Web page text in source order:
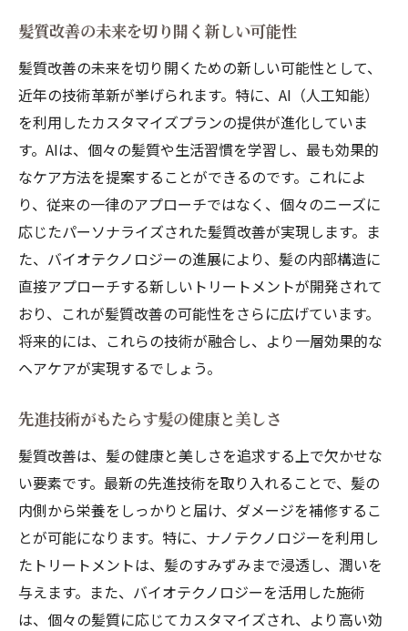
髪質改善の未来を切り開く新しい可能性
髪質改善の未来を切り開くための新しい可能性として、
近年の技術革新が挙げられます。特に、AI（人工知能）
を利用したカスタマイズプランの提供が進化していま
す。AIは、個々の髪質や生活習慣を学習し、最も効果的
なケア方法を提案することができるのです。これによ
り、従来の一律のアプローチではなく、個々のニーズに
応じたパーソナライズされた髪質改善が実現します。ま
た、バイオテクノロジーの進展により、髪の内部構造に
直接アプローチする新しいトリートメントが開発されて
おり、これが髪質改善の可能性をさらに広げています。
将来的には、これらの技術が融合し、より一層効果的な
ヘアケアが実現するでしょう。
先進技術がもたらす髪の健康と美しさ
髪質改善は、髪の健康と美しさを追求する上で欠かせな
い要素です。最新の先進技術を取り入れることで、髪の
内側から栄養をしっかりと届け、ダメージを補修するこ
とが可能になります。特に、ナノテクノロジーを利用し
たトリートメントは、髪のすみずみまで浸透し、潤いを
与えます。また、バイオテクノロジーを活用した施術
は、個々の髪質に応じてカスタマイズされ、より高い効